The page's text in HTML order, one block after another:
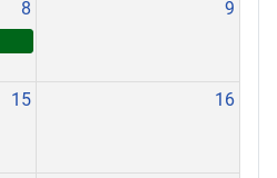
8 9
15 16